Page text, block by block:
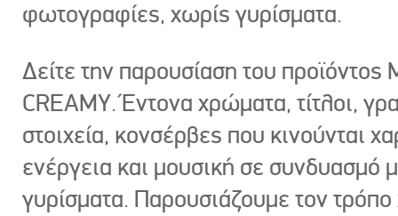
φωτογραφίες, χωρίς γυρίσματα.
Δείτε την παρουσίαση του προϊόντος
CREAMY. Έντονα χρώματα, τίτλοι,
στοιχεία, κονσέρβες που κινούνται
ενέργεια και μουσική σε συνδυασμό
γυρίσματα. Παρουσιάζουμε τον